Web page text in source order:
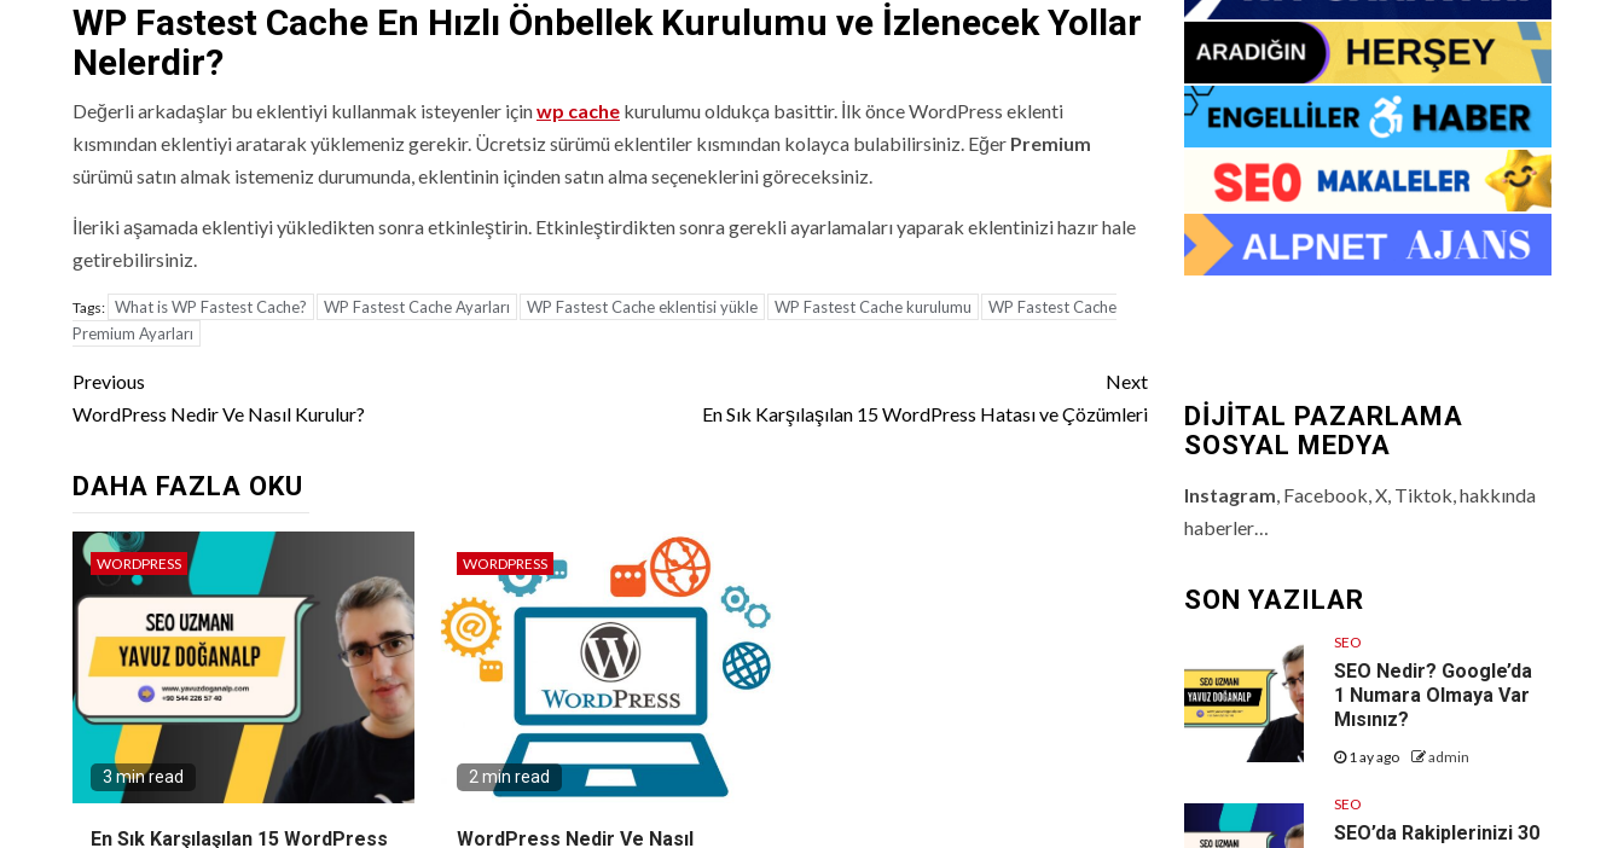
WP Fastest Cache En Hızlı Önbellek Kurulumu ve İzlenecek Yollar
Nelerdir?
Değerli arkadaşlar bu eklentiyi kullanmak isteyenler içinwp cache kurulumu oldukça basittir. İlk önce WordPress eklenti
kısmından eklentiyi aratarak yüklemeniz gerekir. Ücretsiz sürümü eklentiler kısmından kolayca bulabilirsiniz. Eğer Premium
sürümü satın almak istemeniz durumunda, eklentinin içinden satın alma seçeneklerini göreceksiniz.
İleriki aşamada eklentiyi yükledikten sonra etkinleştirin. Etkinleştirdikten sonra gerekli ayarlamaları yaparak eklentinizi hazır hale
getirebilirsiniz.
Tags: What is WP Fastest Cache? WP Fastest Cache Ayarları WP Fastest Cache eklentisi yükle WP Fastest Cache kurulumu
WP Fastest Cache
Premium Ayarları
Continue
Reading
Previous
WordPress Nedir Ve Nasıl Kurulur?
Next
En Sık Karşılaşılan 15 WordPress Hatası ve Çözümleri
DAHA FAZLA OKU
WORDPRESS
3 min read
En Sık Karşılaşılan 15 WordPress
WORDPRESS
2 min read
WordPress Nedir Ve Nasıl
DİJİTAL PAZARLAMA
SOSYAL MEDYA
Instagram, Facebook, X, Tiktok, hakkında
haberler…
SON YAZILAR
SEO
SEO Nedir? Google’da
1 Numara Olmaya Var
Mısınız?
1 ay ago admin
SEO
SEO’da Rakiplerinizi 30